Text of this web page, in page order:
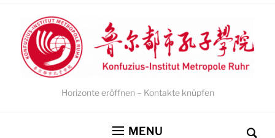
Horizonte eröffnen – Kontakte knüpfen
MENU